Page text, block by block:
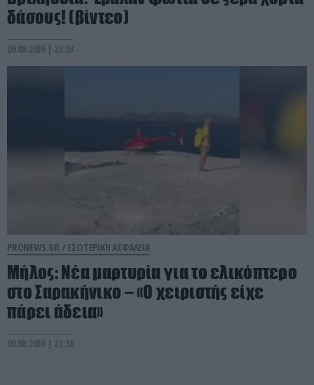
δάσους! (βίντεο)
09.08.2026 | 22:03
PRONEWS.GR / ΕΣΩΤΕΡΙΚΗ ΑΣΦΑΛΕΙΑ
Μήλος: Νέα μαρτυρία για το ελικόπτερο
στο Σαρακήνικο – «Ο χειριστής είχε
πάρει άδεια»
09.08.2026 | 21:36